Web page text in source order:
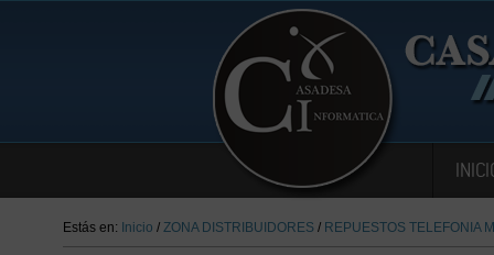
Estás en: Inicio / ZONA DISTRIBUIDORES / REPUESTOS TELEFONIA